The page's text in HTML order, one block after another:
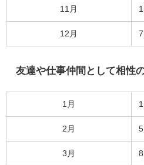
11月
12月
友達や仕事仲間として相性
1月
2月
3月